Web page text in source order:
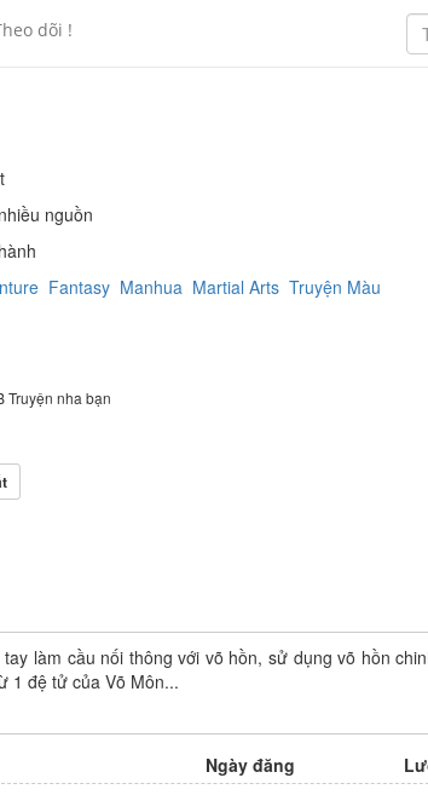
dõi !
nguồn
Fantasy Manhua Martial Arts Truyện Màu
Truyện nha bạn
làm cầu nối thông với võ hồn, sử dụng võ hồn
1 đệ tử của Võ Môn...
Ngày đăng
Tác giả: Đang cập nhật
9 điêm
Update:Chapter 25